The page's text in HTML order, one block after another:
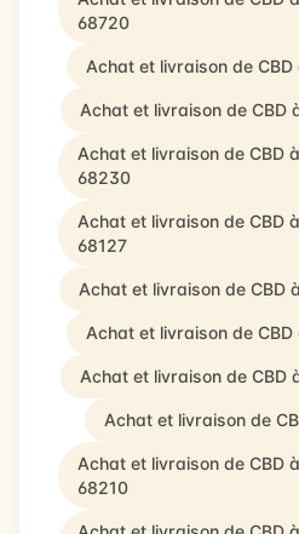
68720
Achat et livraison de
Achat et livraison de CBD
Achat et livraison de CBD
68230
Achat et livraison de CBD
68127
Achat et livraison de CBD
Achat et livraison de
Achat et livraison de CBD
Achat et livraison de
Achat et livraison de CBD
68210